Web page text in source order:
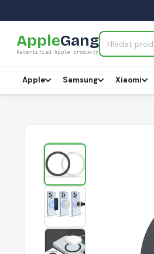
AppleGang
Recertified Apple produkty
Apple Samsung Xiaomi